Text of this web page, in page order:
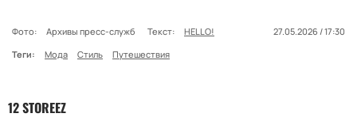
Фото: Архивы пресс-служб Текст: HELLO!
27.05.2026 / 17:30
Теги:
Мода Стиль Путешествия
12 STOREEZ